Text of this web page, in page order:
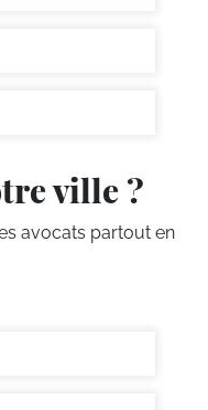
ville ?
avocats partout en